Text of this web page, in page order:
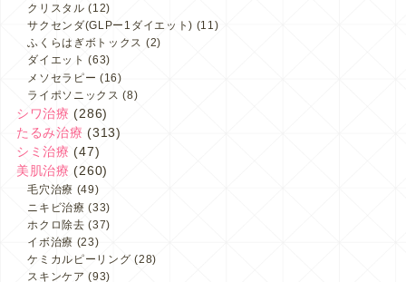
クリスタル (12)
サクセンダ(GLPー1ダイエット) (11)
ふくらはぎボトックス (2)
ダイエット (63)
メソセラピー (16)
ライポソニックス (8)
シワ治療 (286)
たるみ治療 (313)
シミ治療 (47)
美肌治療 (260)
毛穴治療 (49)
ニキビ治療 (33)
ホクロ除去 (37)
イボ治療 (23)
ケミカルピーリング (28)
スキンケア (93)